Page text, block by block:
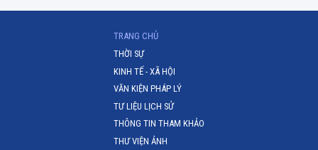
TRANG CHỦ(CURRENT)
THỜI SỰ
KINH TẾ - XÃ HỘI
VĂN KIỆN PHÁP LÝ
TƯ LIỆU LỊCH SỬ
THÔNG TIN THAM KHẢO
THƯ VIỆN ẢNH